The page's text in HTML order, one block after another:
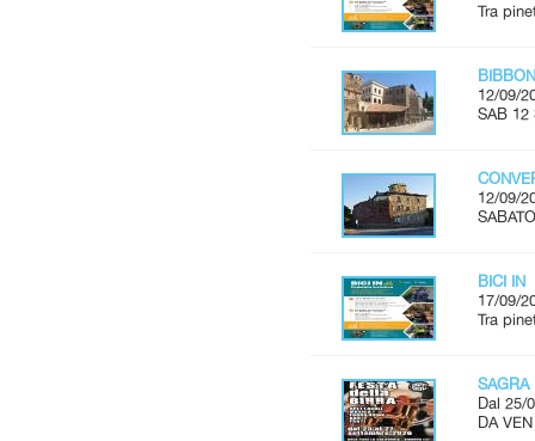
Tra
12/09/
SAB 12
12/09/
BICI IN
17/09/
Tra
SAGRA
Dal 25/
DA